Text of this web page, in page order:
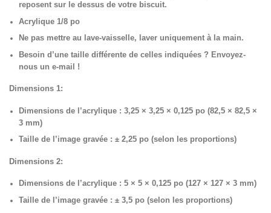
reposent sur le dessus de votre biscuit.
Acrylique 1/8 po
Ne pas mettre au lave-vaisselle, laver uniquement à la main.
Besoin d’une taille différente de celles indiquées ? Envoyez-
nous un e-mail !
Dimensions 1:
Dimensions de l’acrylique : 3,25 × 3,25 × 0,125 po (82,5 × 82,5 ×
3 mm)
Taille de l’image gravée : ± 2,25 po (selon les proportions)
Dimensions 2:
Dimensions de l’acrylique : 5 × 5 × 0,125 po (127 × 127 × 3 mm)
Taille de l’image gravée : ± 3,5 po (selon les proportions)